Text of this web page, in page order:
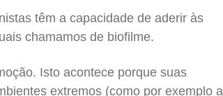
têm a capacidade de aderir às
chamamos de biofilme.
Isto acontece porque suas
extremos (como por exemplo a